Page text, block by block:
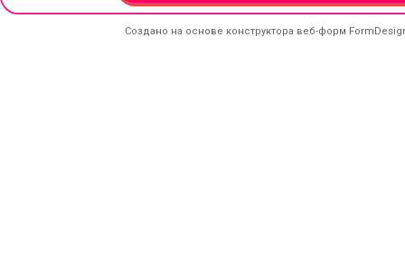
Создано на основе конструктора веб-форм